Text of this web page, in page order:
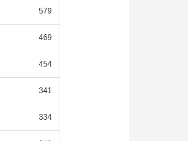
579
469
454
341
334